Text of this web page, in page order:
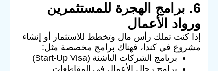
6. برامج الهجرة للمستثمرين
ورواد الأعمال
إذا كنت تملك رأس مال وتخطط للاستثمار أو إنشاء
مشروع في كندا، فهناك برامج مخصصة مثل:
برنامج الشركات الناشئة (Start-Up Visa)
برامج رجال الأعمال في المقاطعات